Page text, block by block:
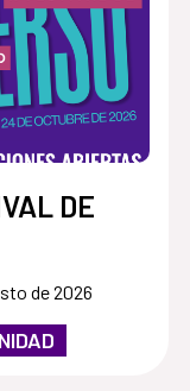
DE
de 2026